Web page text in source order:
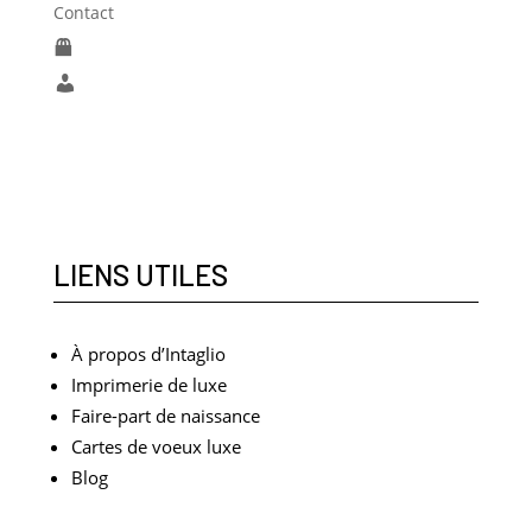
Contact
e
LIENS UTILES
À propos d’Intaglio
Imprimerie de luxe
Faire-part de naissance
Cartes de voeux luxe
Blog